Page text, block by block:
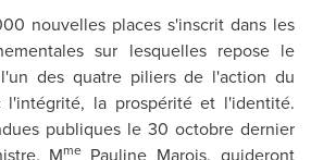
nouvelles places s'inscrit dans les
sur lesquelles repose le
des quatre piliers de l'action du
l'intégrité, la prospérité et l'identité.
publiques le 30 octobre dernier
me